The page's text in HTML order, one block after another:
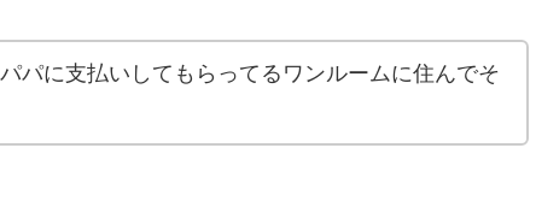
パに支払いしてもらってるワンルームに住んでそ